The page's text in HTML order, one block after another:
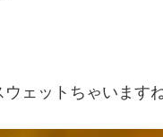
ェットちゃいます